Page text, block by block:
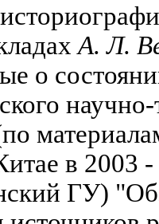
А. Л.
о
в 2003
ГУ)